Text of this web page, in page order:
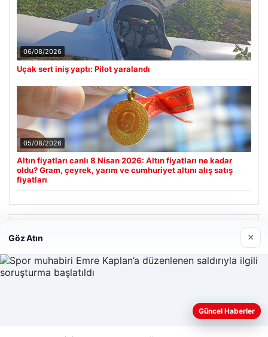
06/08/2026
Uçak sert iniş yaptı: Pilot yaralandı
05/08/2026
Altın fiyatları canlı 8 Nisan 2026: Altın fiyatları ne kadar
oldu? Gram, çeyrek, yarım ve cumhuriyet altını alış satış
fiyatları
Web sitemizi nasıl kullandığınızı daha iyi anlayabilmek,
Göz Atın ×
Güncel Haberler